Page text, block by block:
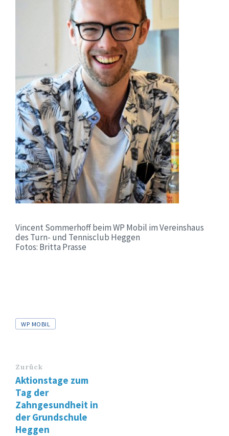
Vincent Sommerhoff beim WP Mobil im Vereinshaus
des Turn- und Tennisclub Heggen
Fotos: Britta Prasse
Tags
WP MOBIL
Zurück
Aktionstage zum
Tag der
Zahngesundheit in
der Grundschule
Heggen